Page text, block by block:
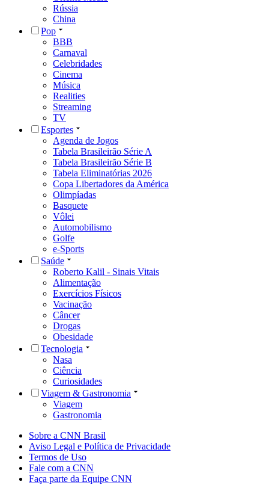
Rússia
China
Pop
BBB
Carnaval
Celebridades
Cinema
Música
Realities
Streaming
TV
Esportes
Agenda de Jogos
Tabela Brasileirão Série A
Tabela Brasileirão Série B
Tabela Eliminatórias 2026
Copa Libertadores da América
Olimpíadas
Basquete
Vôlei
Automobilismo
Golfe
e-Sports
Saúde
Roberto Kalil - Sinais Vitais
Alimentação
Exercícios Físicos
Vacinação
Câncer
Drogas
Obesidade
Tecnologia
Nasa
Ciência
Curiosidades
Viagem & Gastronomia
Viagem
Gastronomia
Sobre a CNN Brasil
Aviso Legal e Política de Privacidade
Termos de Uso
Fale com a CNN
Faça parte da Equipe CNN